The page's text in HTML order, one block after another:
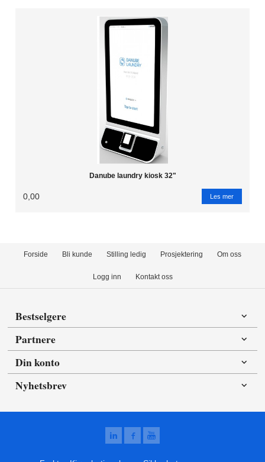
Danube laundry kiosk 32"
0,00 Les mer
Forside Bli kunde Stilling ledig Prosjektering Om oss
Logg inn Kontakt oss
Bestselgere
Partnere
Din konto
Nyhetsbrev